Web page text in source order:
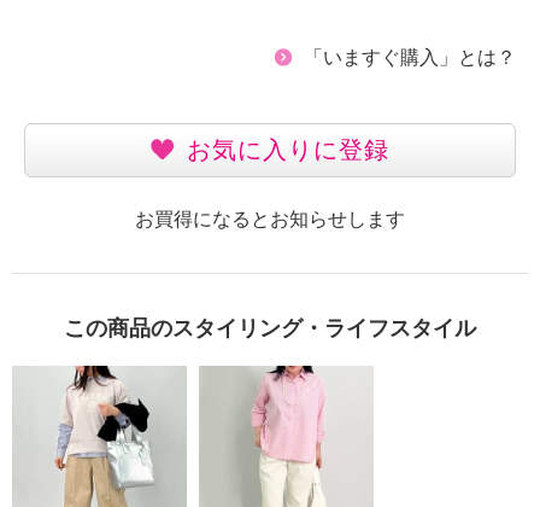
「いますぐ購入」とは？
お気に入りに登録
お買得になるとお知らせします
この商品のスタイリング・ライフスタイル